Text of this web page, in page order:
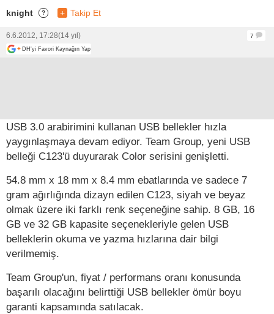
knight ? + Takip Et
6.6.2012, 17:28(14 yıl)
7
+ DH'yi Favori Kaynağın Yap
USB 3.0 arabirimini kullanan USB bellekler hızla
yaygınlaşmaya devam ediyor. Team Group, yeni USB
belleği C123'ü duyurarak Color serisini genişletti.
54.8 mm x 18 mm x 8.4 mm ebatlarında ve sadece 7
gram ağırlığında dizayn edilen C123, siyah ve beyaz
olmak üzere iki farklı renk seçeneğine sahip. 8 GB, 16
GB ve 32 GB kapasite seçenekleriyle gelen USB
belleklerin okuma ve yazma hızlarına dair bilgi
verilmemiş.
Team Group'un, fiyat / performans oranı konusunda
başarılı olacağını belirttiği USB bellekler ömür boyu
garanti kapsamında satılacak.